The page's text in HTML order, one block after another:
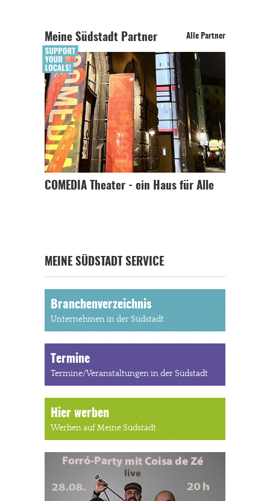
Meine Südstadt Partner Alle Partner
COMEDIA Theater - ein Haus für Alle
MEINE SÜDSTADT SERVICE
Branchenverzeichnis
Unternehmen in der Südstadt
Termine
Termine/Veranstaltungen in der Südstadt
Hier werben
Werben auf Meine Südstadt